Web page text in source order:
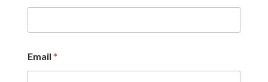
Email *